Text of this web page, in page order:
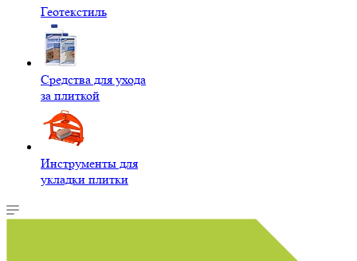
Геотекстиль
Средства для ухода
за плиткой
Инструменты для
укладки плитки